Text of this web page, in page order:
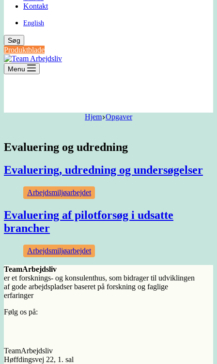
Kontakt
English
Søg
Produktblade
Menu
Hjem Opgaver
Evaluering og udredning
Evaluering, udredning og undersøgelser
Arbejdsmiljøarbejdet
Evaluering af pilotforsøg i udsatte
brancher
Arbejdsmiljøarbejdet
TeamArbejdsliv
er et forsknings- og konsulenthus, som bidrager til udviklingen
af gode arbejdspladser baseret på forskning og faglige
erfaringer
Følg os på:
TeamArbejdsliv
Høffdingsvej 22, 1. sal